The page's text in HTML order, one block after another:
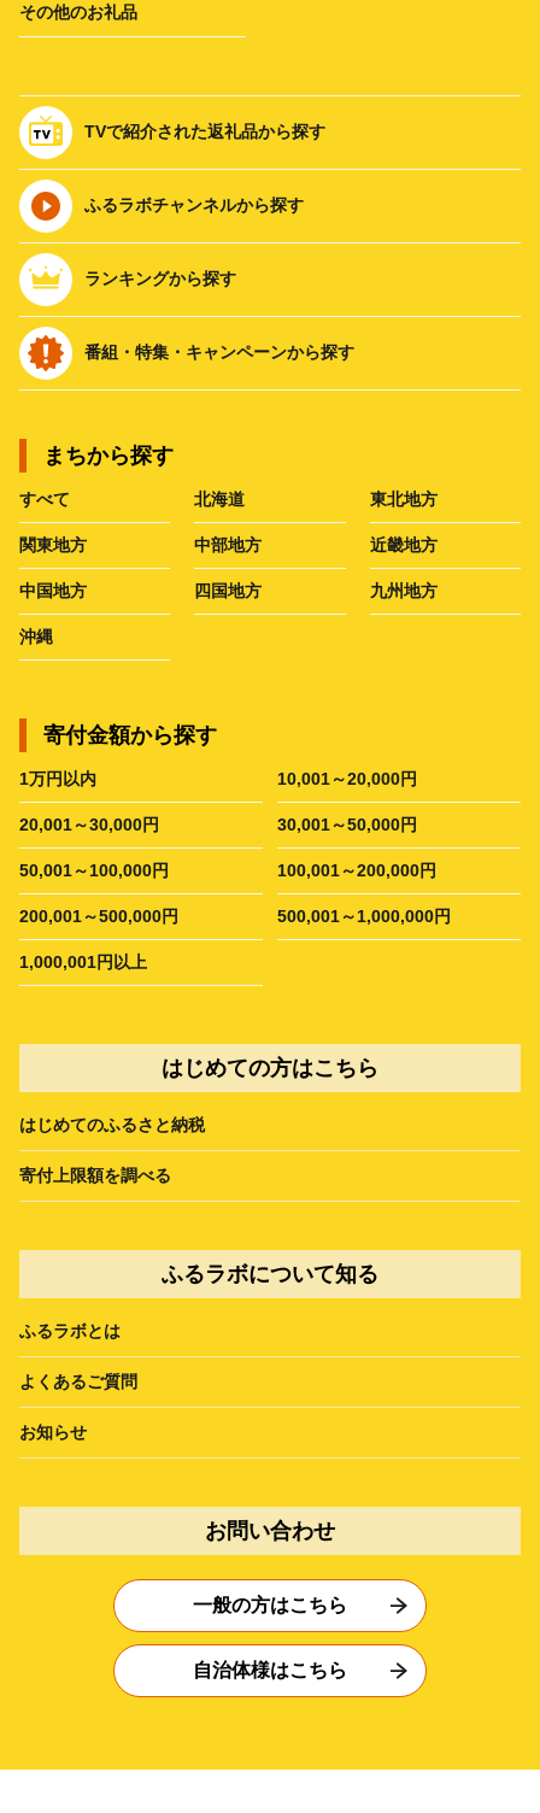
その他のお礼品
TVで紹介された返礼品から探す
ふるラボチャンネルから探す
ランキングから探す
番組・特集・キャンペーンから探す
まちから探す
すべて 北海道 東北地方
関東地方 中部地方 近畿地方
中国地方 四国地方 九州地方
沖縄
寄付金額から探す
1万円以内 10,001～20,000円
20,001～30,000円 30,001～50,000円
50,001～100,000円 100,001～200,000円
200,001～500,000円 500,001～1,000,000円
1,000,001円以上
はじめての方はこちら
はじめてのふるさと納税
寄付上限額を調べる
ふるラボについて知る
ふるラボとは
よくあるご質問
お知らせ
お問い合わせ
一般の方はこちら
自治体様はこちら